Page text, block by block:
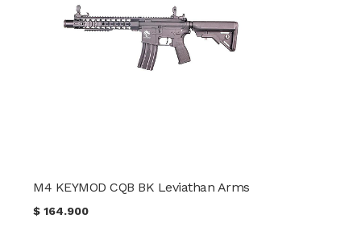
M4 KEYMOD CQB BK Leviathan Arms
$164.900